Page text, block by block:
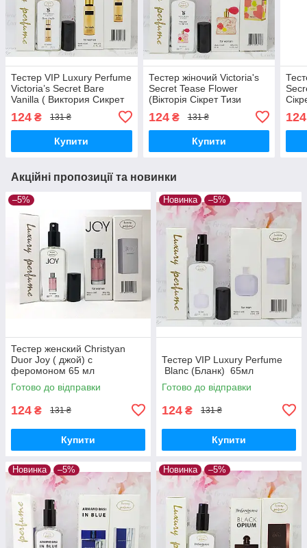
Тестер VIP Luxury Perfume
Victoria’s Secret Bare
Vanilla ( Виктория Сикрет
124 ₴ 131 ₴
Купити
Тестер жіночий Victoria's
Secret Tease Flower
(Вікторія Сікрет Тизи
124₴ 131 ₴
Купити
124
Акційні пропозиції та новинки
–5%
Тестер женский Christyan
Duor Joy ( джой) с
феромоном 65 мл
Готово до відправки
124 ₴ 131 ₴
Купити
Новинка –5%
Тестер VIP Luxury Perfume
Blanc (Бланк) 65мл
Готово до відправки
124 ₴ 131 ₴
Купити
Новинка –5% Новинка –5%